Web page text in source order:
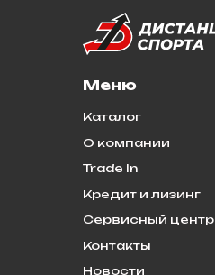
Меню
Каталог
О компании
Trade In
Кредит и лизинг
Сервисный центр
Контакты
Новости